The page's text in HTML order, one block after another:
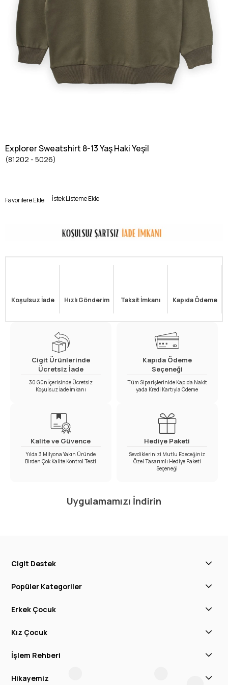
Explorer Sweatshirt 8-13 Yaş Haki Yeşil
(81202 - 5026)
Favorilere Ekle İstek Listeme Ekle
Koşulsuz İade Hızlı Gönderim Taksit İmkanı Kapıda Ödeme
Cigit Ürünlerinde
Ücretsiz İade
30 Gün İçerisinde Ücretsiz
Koşulsuz İade İmkanı
Kapıda Ödeme
Seçeneği
Tüm Siparişlerinide Kapıda Nakit
yada Kredi Kartıyla Ödeme
Kalite ve Güvence
Yılda 3 Milyona Yakın Üründe
Birden Çok Kalite Kontrol Testi
Hediye Paketi
Sevdiklerinizi Mutlu Edeceğiniz
Özel Tasarımlı Hediye Paketi
Seçeneği
Uygulamamızı İndirin
Cigit Destek
Popüler Kategoriler
Erkek Çocuk
Kız Çocuk
İşlem Rehberi
Hikayemiz